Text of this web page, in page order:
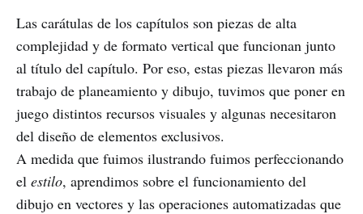
Las carátulas de los capítulos son piezas de alta
complejidad y de formato vertical que funcionan junto
al título del capítulo. Por eso, estas piezas llevaron más
trabajo de planeamiento y dibujo, tuvimos que poner en
juego distintos recursos visuales y algunas necesitaron
del diseño de elementos exclusivos.
A medida que fuimos ilustrando fuimos perfeccionando
el estilo, aprendimos sobre el funcionamiento del
dibujo en vectores y las operaciones automatizadas que